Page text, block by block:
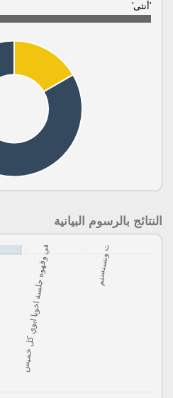
'أنثى'
النتائج بالرسوم البيانية